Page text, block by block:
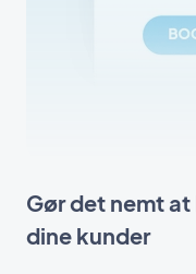
Gør det nemt
dine kunder